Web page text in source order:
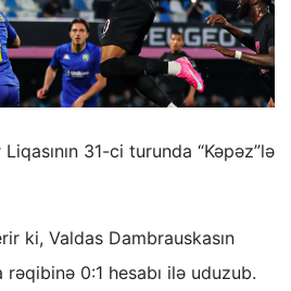
31-ci turunda “Kəpəz”lə
ki, Valdas Dambrauskasın
0:1 hesabı ilə uduzub.